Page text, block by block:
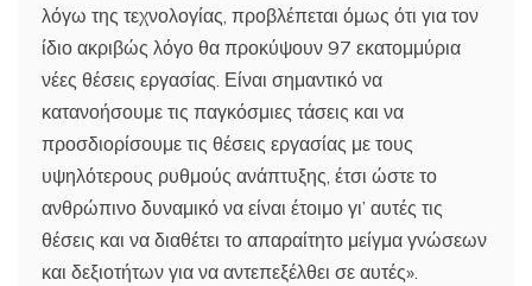
λόγω της τεχνολογίας, προβλέπεται όμως ότι για τον
ίδιο ακριβώς λόγο θα προκύψουν 97 εκατομμύρια
νέες θέσεις εργασίας. Είναι σημαντικό να
κατανοήσουμε τις παγκόσμιες τάσεις και να
προσδιορίσουμε τις θέσεις εργασίας με τους
υψηλότερους ρυθμούς ανάπτυξης, έτσι ώστε το
ανθρώπινο δυναμικό να είναι έτοιμο γι’ αυτές τις
θέσεις και να διαθέτει το απαραίτητο μείγμα γνώσεων
και δεξιοτήτων για να αντεπεξέλθει σε αυτές».